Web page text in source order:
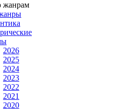
жанрам
2026
2025
2024
2023
2022
2021
2020